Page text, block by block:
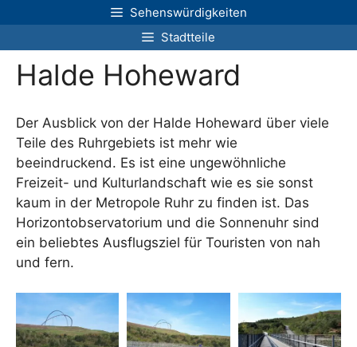
Inhalt
springen
Sehenswürdigkeiten
Stadtteile
Halde Hoheward
Der Ausblick von der Halde Hoheward über viele
Teile des Ruhrgebiets ist mehr wie
beeindruckend. Es ist eine ungewöhnliche
Freizeit- und Kulturlandschaft wie es sie sonst
kaum in der Metropole Ruhr zu finden ist. Das
Horizontobservatorium und die Sonnenuhr sind
ein beliebtes Ausflugsziel für Touristen von nah
und fern.